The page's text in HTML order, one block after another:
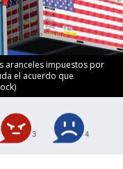
aranceles impuestos por
el acuerdo que
3 4